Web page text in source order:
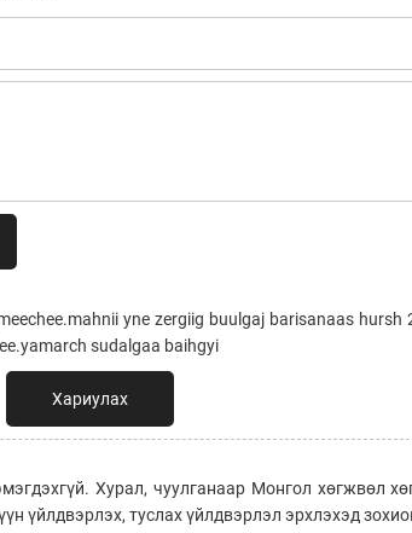
yne zergiig buulgaj barisanaas
sudalgaa baihgyi
Хариулах
Хурал, чуулганаар Монгол хөгжвөл
үйлдвэрлэх, туслах үйлдвэрлэл эрхлэхэд